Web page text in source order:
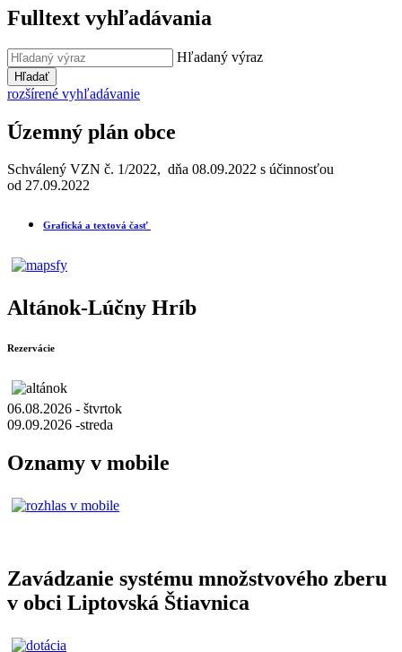
Fulltext vyhľadávania
Hľadaný výraz
Hľadať
rozšírené vyhľadávanie
Územný plán obce
Schválený VZN č. 1/2022, dňa 08.09.2022 s účinnosťou
od 27.09.2022
Grafická a textová časť
Altánok-Lúčny Hríb
Rezervácie
06.08.2026 - štvrtok
09.09.2026 -streda
Oznamy v mobile
Zavádzanie systému množstvového zberu
v obci Liptovská Štiavnica